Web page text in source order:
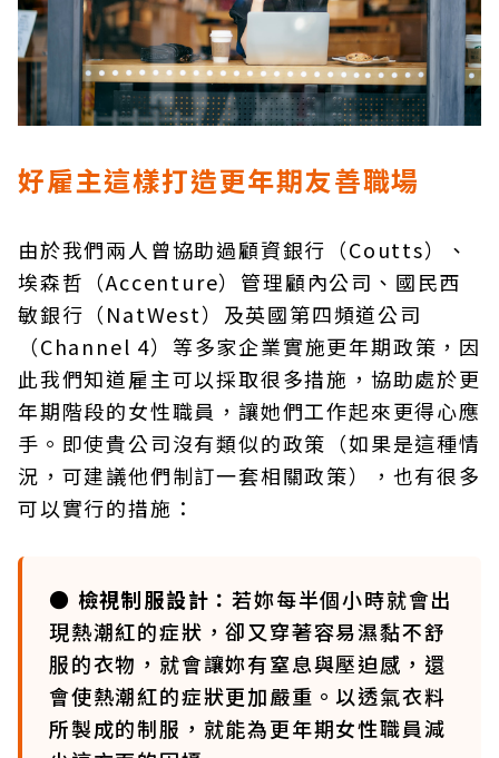
好雇主這樣打造更年期友善職場
由於我們兩人曾協助過顧資銀行（Coutts）、
埃森哲（Accenture）管理顧內公司、國民西
敏銀行（NatWest）及英國第四頻道公司
（Channel 4）等多家企業實施更年期政策，因
此我們知道雇主可以採取很多措施，協助處於更
年期階段的女性職員，讓她們工作起來更得心應
手。即使貴公司沒有類似的政策（如果是這種情
況，可建議他們制訂一套相關政策），也有很多
可以實行的措施：
● 檢視制服設計：若妳每半個小時就會出
現熱潮紅的症狀，卻又穿著容易濕黏不舒
服的衣物，就會讓妳有窒息與壓迫感，還
會使熱潮紅的症狀更加嚴重。以透氣衣料
所製成的制服，就能為更年期女性職員減